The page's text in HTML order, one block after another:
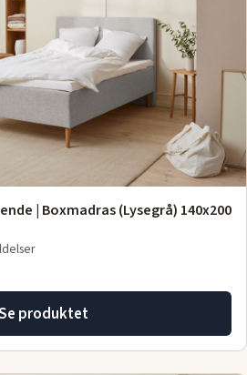
| Boxmadras (Lysegrå) 140x200
produktet